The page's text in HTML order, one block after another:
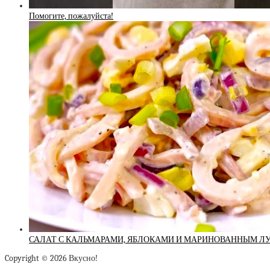
Помогите, пожалуйста!
САЛАТ С КАЛЬМАРАМИ, ЯБЛОКАМИ И МАРИНОВАННЫМ
Copyright © 2026 Вкусно!